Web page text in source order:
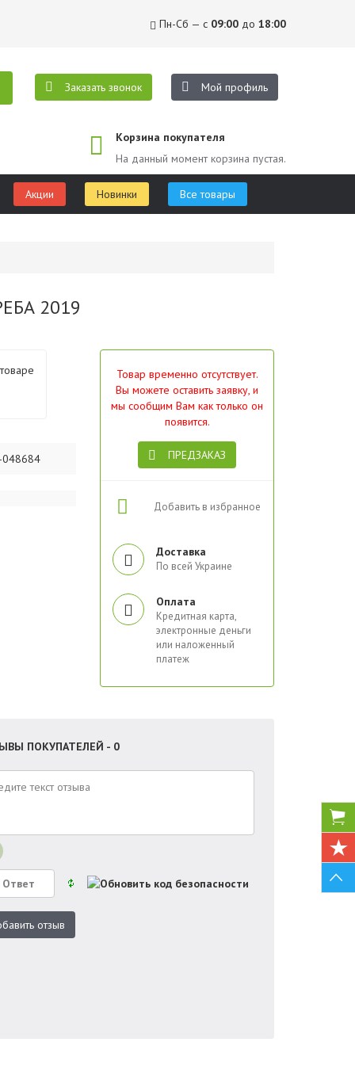
Пн-Сб — с 09:00 до 18:00
Заказать звонок Мой профиль
Корзина покупателя
На данный момент корзина пустая.
Акции Новинки Все товары
2019
Товар временно отсутствует.
Вы можете оставить заявку, и
мы сообщим Вам как только он
появится.
ПРЕДЗАКАЗ
Добавить в избранное
Доставка
По всей Украине
Оплата
Кредитная карта,
электронные деньги
или наложенный
платеж
ПОКУПАТЕЛЕЙ - 0
отзыв